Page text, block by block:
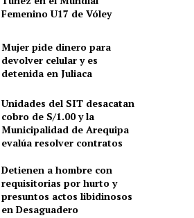
Femenino U17 de Vóley
Mujer pide dinero para
devolver celular y es
detenida en Juliaca
Unidades del SIT desacatan
cobro de S/1.00 y la
Municipalidad de Arequipa
evalúa resolver contratos
Detienen a hombre con
requisitorias por hurto y
presuntos actos libidinosos
en Desaguadero